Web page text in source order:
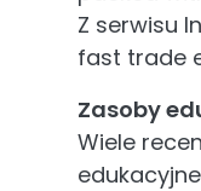
Z serwisu
fast trade
Zasoby
Wiele